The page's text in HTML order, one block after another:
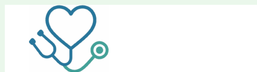
содержимому